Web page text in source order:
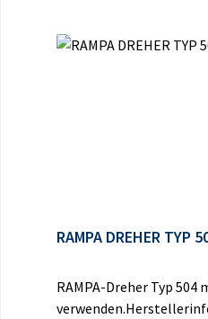
RAMPA DREHER TYP
RAMPA-Dreher Typ